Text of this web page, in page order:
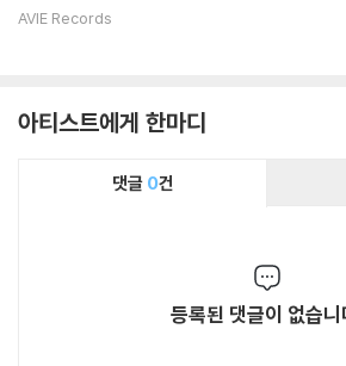
와일드: 거슈윈 노래에
on)
AVIE Records
아티스트에게 한마디
댓글 0건
등록된 댓글이 없습니